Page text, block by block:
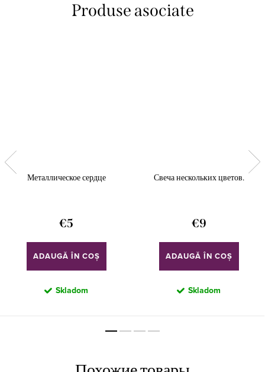
Produse asociate
Металлическое сердце
€5
ADAUGĂ ÎN COŞ
Skladom
Свеча нескольких цветов.
€9
ADAUGĂ ÎN COŞ
Skladom